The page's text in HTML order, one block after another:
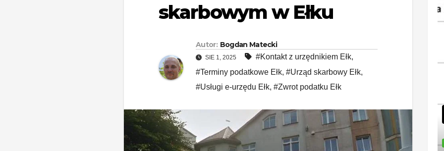
skarbowym w Ełku
Autor: Bogdan Matecki
SIE 1, 2025 #Kontakt z urzędnikiem Ełk,
#Terminy podatkowe Ełk, #Urząd skarbowy Ełk,
#Usługi e-urzędu Ełk, #Zwrot podatku Ełk